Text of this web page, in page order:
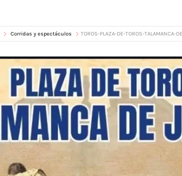
Corridas y espectáculos TOROS-PLAZA-DE-TOROS-TALAMANCA-